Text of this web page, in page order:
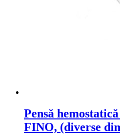
Pensă
FINO, (diverse